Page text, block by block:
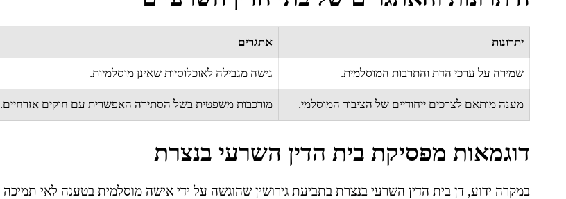
יתרונות אתגרים
שמירה על ערכי הדת והתרבות המוסלמית. גישה מגבילה לאוכלוסיות שאינן מוסלמיות.
מענה מותאם לצרכים ייחודיים של הציבור המוסלמי. מורכבות משפטית בשל הסתירה האפשרית עם חוקים אזרחיים.
דוגמאות מפסיקת בית הדין השרעי בנצרת
במקרה ידוע, דן בית הדין השרעי בנצרת בתביעת גירושין שהוגשה על ידי אישה מוסלמית בטענה לאי תמיכה